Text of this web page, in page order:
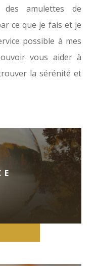
amulettes de
ce que je fais et je
possible à mes
vous aider à
la sérénité et